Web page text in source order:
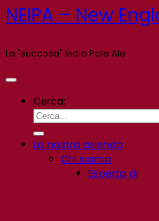
NEIPA – New
La "succosa" India Pale Ale
Cerca:
La nostra azienda
Chi siamo
Esperto di